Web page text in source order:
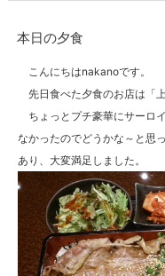
本日の夕食
こんにちはnakanoです。
先日食べた夕食のお店は「
ちょっとプチ豪華にサーロ
なかったのでどうかな～と思
あり、大変満足しました。